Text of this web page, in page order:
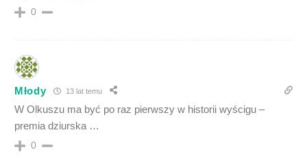
0
Młody 13 lat temu
W Olkuszu ma być po raz pierwszy w historii wyścigu –
premia dziurska …
0